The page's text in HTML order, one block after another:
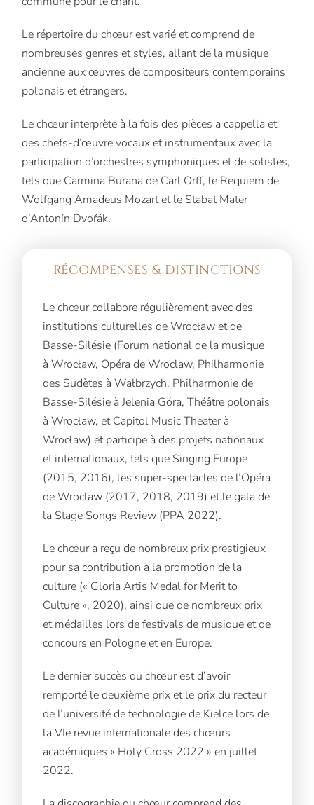
Le répertoire du chœur est varié et comprend de
nombreuses genres et styles, allant de la musique
ancienne aux œuvres de compositeurs contemporains
polonais et étrangers.
Le chœur interprète à la fois des pièces a cappella et
des chefs-d’œuvre vocaux et instrumentaux avec la
participation d’orchestres symphoniques et de solistes,
tels que Carmina Burana de Carl Orff, le Requiem de
Wolfgang Amadeus Mozart et le Stabat Mater
d’Antonín Dvořák.
RÉCOMPENSES & DISTINCTIONS
Le chœur collabore régulièrement avec des
institutions culturelles de Wrocław et de
Basse-Silésie (Forum national de la musique
à Wrocław, Opéra de Wroclaw, Philharmonie
des Sudètes à Wałbrzych, Philharmonie de
Basse-Silésie à Jelenia Góra, Théâtre polonais
à Wrocław, et Capitol Music Theater à
Wrocław) et participe à des projets nationaux
et internationaux, tels que Singing Europe
(2015, 2016), les super-spectacles de l’Opéra
de Wroclaw (2017, 2018, 2019) et le gala de
la Stage Songs Review (PPA 2022).
Le chœur a reçu de nombreux prix prestigieux
pour sa contribution à la promotion de la
culture (« Gloria Artis Medal for Merit to
Culture », 2020), ainsi que de nombreux prix
et médailles lors de festivals de musique et de
concours en Pologne et en Europe.
Le dernier succès du chœur est d’avoir
remporté le deuxième prix et le prix du recteur
de l’université de technologie de Kielce lors de
la VIe revue internationale des chœurs
académiques « Holy Cross 2022 » en juillet
2022.